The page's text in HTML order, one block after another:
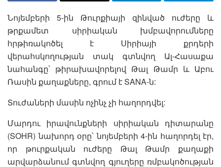
Նոյեմբերի 5-ին Թուրքիայի զինված ուժերը և
թրքամետ սիրիական խմբավորումները
հրթիռակոծել է Սիրիայի քրդերի
վերահսկողության տակ գտնվող Ալ-Հասաքա
նահանգը՝ թիրախավորելով Թալ Թամր և Աբու
Ռասին քաղաքները, գրում է SANA-ն:
Տուժաների մասին ոչինչ չի հաղորդվել:
Մարդու իրավունքների սիրիական դիտարանը
(SOHR) նախորդ օրը՝ նոյեմբերի 4-ին հաղորդել էր,
որ թուրքական ուժերը Թալ Թամր քաղաքի
արվարձանում գտնվող գյուղերը ռմբակոծության